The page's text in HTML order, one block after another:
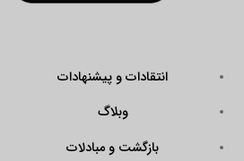
انتقادات و پیشنهادات
وبلاگ
بازگشت و مبادلات